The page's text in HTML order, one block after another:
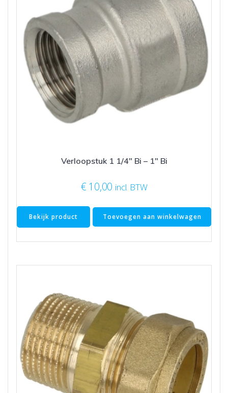
Verloopstuk 1 1/4″ Bi – 1″ Bi
€ 10,00 incl. BTW
Bekijk product Toevoegen aan winkelwagen